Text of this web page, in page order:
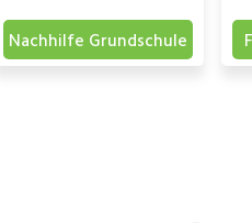
Nachhilfe Grundschule